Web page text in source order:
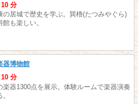
分
の居城で歴史を学ぶ。巽櫓(たつみやぐら)
館も楽しい。
器博物館
分
楽器1300点を展示。体験ルームで楽器演奏